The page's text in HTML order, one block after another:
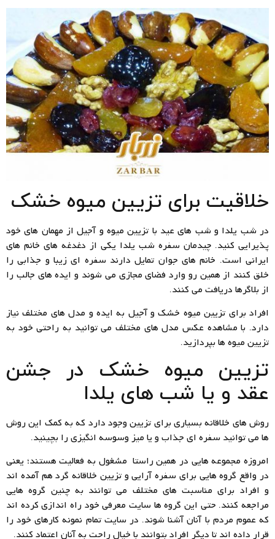
خلاقیت برای تزیین میوه خشک
در شب یلدا و شب های عید با تزیین میوه و آجیل از مهمان های خود
پذیرایی کنید. چیدمان سفره شب یلدا یکی از دغدغه های خانم های
ایرانی است. خانم های جوان تمایل دارند سفره ای زیبا و جذابی را
خلق کنند از همین رو وارد فضای مجازی می شوند و ایده های جالب را
از بلاگرها دریافت می کنند.
افراد برای تزیین میوه خشک و آجیل به ایده و مدل های مختلف نیاز
دارد. با مشاهده عکس مدل های مختلف می توانید به راحتی خود به
تزیین میوه ها بپردازید.
تزیین میوه خشک در جشن
عقد و یا شب های یلدا
روش های خلاقانه بسیاری برای تزیین وجود دارد که به کمک این روش
ها می توانید سفره ای جذاب و یا میز وسوسه انگیزی را بچینید.
امروزه مجموعه هایی در همین راستا مشغول به فعالیت هستند؛ یعنی
در واقع گروه هایی برای سفره آرایی و تزیین خلاقانه گرد هم آمده اند
و افراد برای مناسبت های مختلف می توانند به چنین گروه هایی
مراجعه کنند. حتی این گروه ها سایت معرفی خود راه اندازی کرده اند
که عموم مردم با آنان آشنا شوند. در سایت تمام نمونه کارهای خود را
قرار داده اند تا دیگر افراد بتوانند با خیال راحت به آنان اعتماد کنند.